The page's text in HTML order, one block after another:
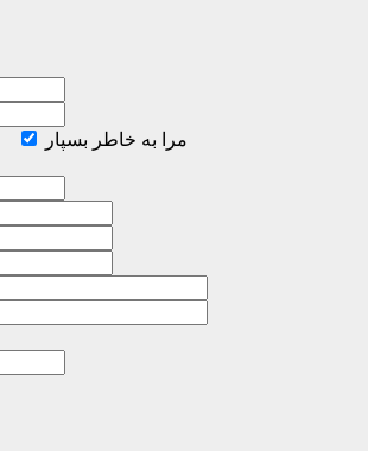
مرا به خاطر بسپار